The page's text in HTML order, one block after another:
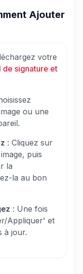
Ajouter
votre
de signature et
ou une
: Cliquez sur
puis
la
la au bon
: Une fois
Appliquer' et
à jour.